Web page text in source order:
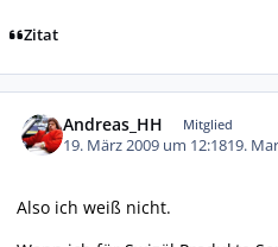
Zitat
Andreas_HH Mitglied
19. März 2009 um 12:1819.
Also ich weiß nicht.